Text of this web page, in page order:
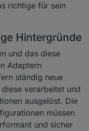
richtige für sein
Hintergründe
und das diese
Adaptern
ständig neue
verarbeitet und
ausgelöst. Die
müssen
und sicher